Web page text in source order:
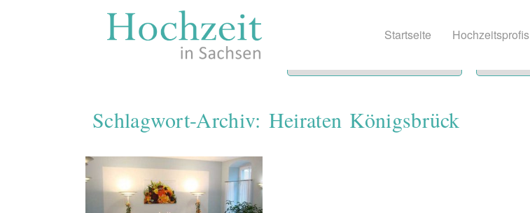
Startseite Hochzeitsprofis
Schlagwort-Archiv: Heiraten Königsbrück